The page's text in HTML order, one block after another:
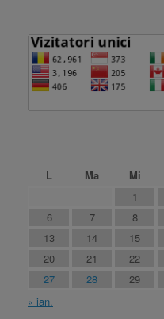
L
Ma Mi
1
6
7 8
13
14 15
20
21 22
27
28 29
« ian.